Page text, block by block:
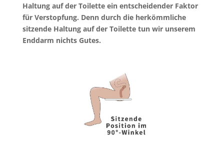
Haltung auf der Toilette ein entscheidender Faktor
für Verstopfung. Denn durch die herkömmliche
sitzende Haltung auf der Toilette tun wir unserem
Enddarm nichts Gutes.